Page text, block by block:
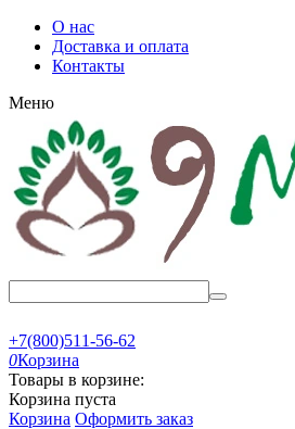
О нас
Доставка и оплата
Контакты
Меню
+7(800)511-56-62
0Корзина
Товары в корзине:
Корзина пуста
Корзина Оформить заказ